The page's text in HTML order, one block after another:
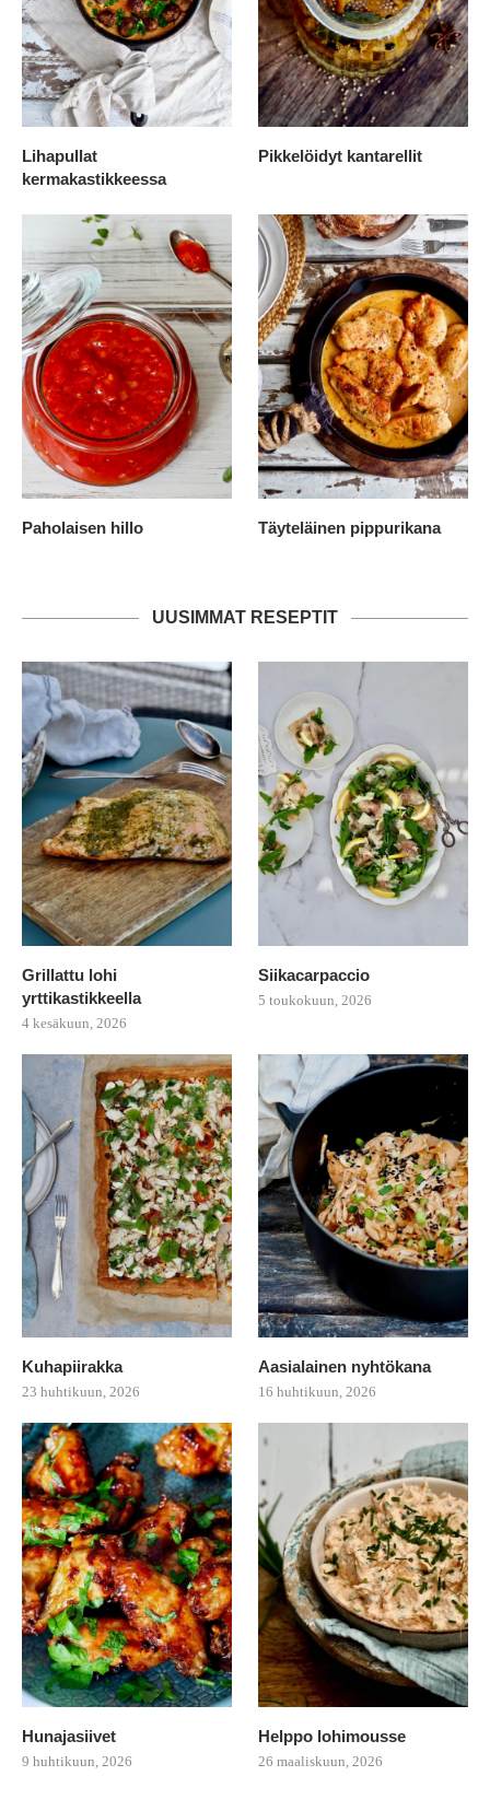
Lihapullat
kermakastikkeessa
Pikkelöidyt kantarellit
Paholaisen hillo Täyteläinen pippurikana
UUSIMMAT RESEPTIT
Grillattu lohi
yrttikastikkeella
4 kesäkuun, 2026
Siikacarpaccio
5 toukokuun, 2026
Kuhapiirakka
23 huhtikuun, 2026
Aasialainen nyhtökana
16 huhtikuun, 2026
Hunajasiivet
9 huhtikuun, 2026
Helppo lohimousse
26 maaliskuun, 2026